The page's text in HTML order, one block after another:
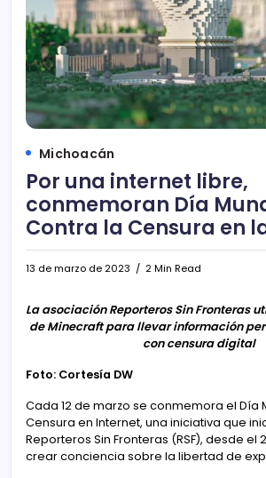
Michoacán
Por una internet libre,
conmemoran Día
Contra la Censura en
13 de marzo de 2023 2 Min Read
La asociación Reporteros Sin Fronteras
de Minecraft para llevar información
con censura digital
Foto: Cortesía DW
Cada 12 de marzo se conmemora el Día
Censura en Internet, una iniciativa que
Reporteros Sin Fronteras (RSF), desde el
crear conciencia sobre la libertad de